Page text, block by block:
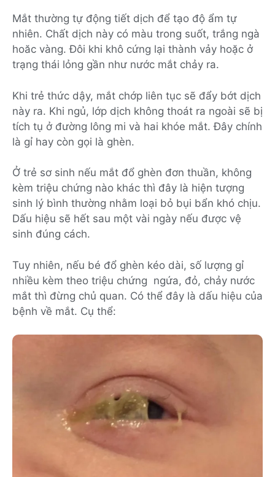
Mắt thường tự động tiết dịch để tạo độ ẩm tự
nhiên. Chất dịch này có màu trong suốt, trắng ngà
hoăc vàng. Đôi khi khô cứng lại thành vảy hoặc ở
trạng thái lỏng gần như nước mắt chảy ra.
Khi trẻ thức dậy, mắt chớp liên tục sẽ đẩy bớt dịch
này ra. Khi ngủ, lớp dịch không thoát ra ngoài sẽ bị
tích tụ ở đường lông mi và hai khóe mắt. Đây chính
là gỉ hay còn gọi là ghèn.
Ở trẻ sơ sinh nếu mắt đổ ghèn đơn thuần, không
kèm triệu chứng nào khác thì đây là hiện tượng
sinh lý bình thường nhằm loại bỏ bụi bẩn khó chịu.
Dấu hiệu sẽ hết sau một vài ngày nếu được vệ
sinh đúng cách.
Tuy nhiên, nếu bé đổ ghèn kéo dài, số lượng gỉ
nhiều kèm theo triệu chứng ngứa, đỏ, chảy nước
mắt thì đừng chủ quan. Có thể đây là dấu hiệu của
bệnh về mắt. Cụ thể: